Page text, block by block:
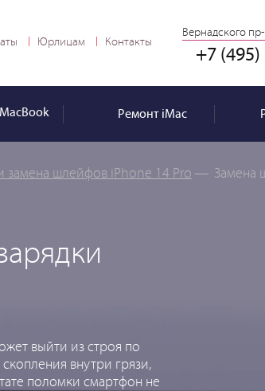
Вернадского
+7
Юрлицам Контакты
MacBook РемонтiMac
замена шлейфов iPhone 14 Pro — Замена
выйти из строя по
внутри грязи,
поломки смартфон не